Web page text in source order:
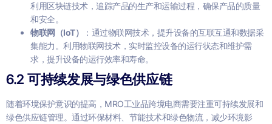
利用区块链技术，追踪产品的生产和运输过程，确保产品的质量
和安全。
物联网（IoT）
：通过物联网技术，提升设备的互联互通和数据采
集能力。利用物联网技术，实时监控设备的运行状态和维护需
求，提升设备的运行效率和寿命。
6.2 可持续发展与绿色供应链
随着环境保护意识的提高，MRO工业品跨境电商需要注重可持续发展和
绿色供应链管理。通过环保材料、节能技术和绿色物流，减少环境影